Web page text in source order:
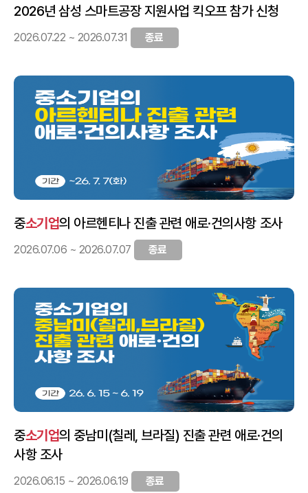
2026년 삼성 스마트공장 지원사업 킥오프 참가 신청
2026.07.22 ~ 2026.07.31 종료
중소기업의 아르헨티나 진출 관련 애로·건의사항 조사
2026.07.06 ~ 2026.07.07 종료
중소기업의 중남미(칠레, 브라질) 진출 관련 애로·건의
사항 조사
2026.06.15 ~ 2026.06.19 종료